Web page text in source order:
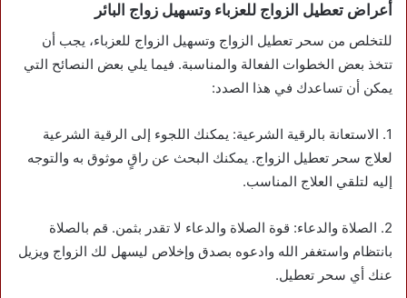
أعراض تعطيل الزواج للعزباء وتسهيل زواج البائر
للتخلص من سحر تعطيل الزواج وتسهيل الزواج للعزباء، يجب أن
تتخذ بعض الخطوات الفعالة والمناسبة. فيما يلي بعض النصائح التي
يمكن أن تساعدك في هذا الصدد:
1. الاستعانة بالرقية الشرعية: يمكنك اللجوء إلى الرقية الشرعية
لعلاج سحر تعطيل الزواج. يمكنك البحث عن راقٍ موثوق به والتوجه
إليه لتلقي العلاج المناسب.
2. الصلاة والدعاء: قوة الصلاة والدعاء لا تقدر بثمن. قم بالصلاة
بانتظام واستغفر الله وادعوه بصدق وإخلاص ليسهل لك الزواج ويزيل
عنك أي سحر تعطيل.